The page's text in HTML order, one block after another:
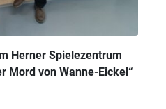
Herner Spielezentrum
Mord von Wanne-Eickel“